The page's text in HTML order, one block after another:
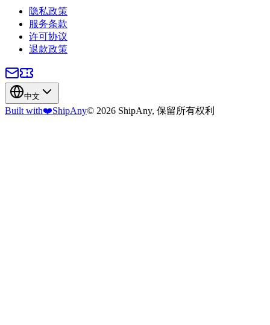
隐私政策
服务条款
许可协议
退款政策
中文
Built with❤️ShipAny© 2026 ShipAny, 保留所有权利